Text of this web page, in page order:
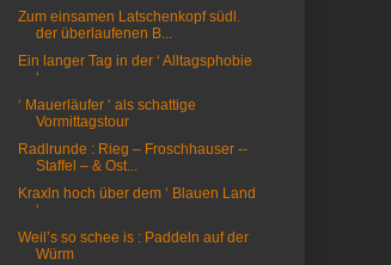
Zum einsamen Latschenkopf südl.
der überlaufenen B...
Ein langer Tag in der ‘ Alltagsphobie
‘
‘ Mauerläufer ‘ als schattige
Vormittagstour
Radlrunde : Rieg – Froschhauser --
Staffel – & Ost...
Kraxln hoch über dem ‘ Blauen Land
‘
Weil’s so schee is : Paddeln auf der
Würm